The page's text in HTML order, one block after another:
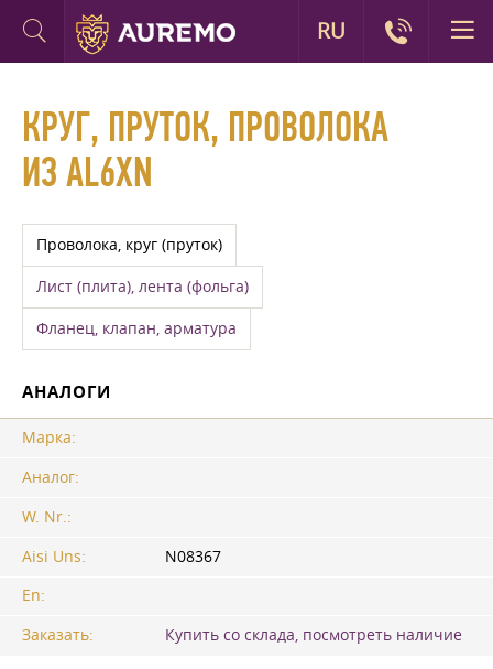
КРУГ, ПРУТОК, ПРОВОЛОКА
ИЗ AL6XN
Проволока, круг (пруток)
Лист (плита), лента (фольга)
Фланец, клапан, арматура
АНАЛОГИ
Марка:
Аналог:
W. Nr.:
Aisi Uns:
N08367
En:
Заказать:
Купить со склада, посмотреть наличие
RU